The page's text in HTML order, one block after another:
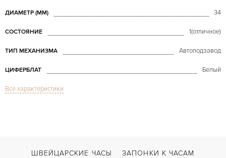
ДИАМЕТР (MM) 34
СОСТОЯНИЕ 1(отличное)
ТИП МЕХАНИЗМА Автоподзавод
ЦИФЕРБЛАТ Белый
СТЕКЛО
Все характеристики
ШВЕЙЦАРСКИЕ ЧАСЫ
ЗАПОНКИ К ЧАСАМ